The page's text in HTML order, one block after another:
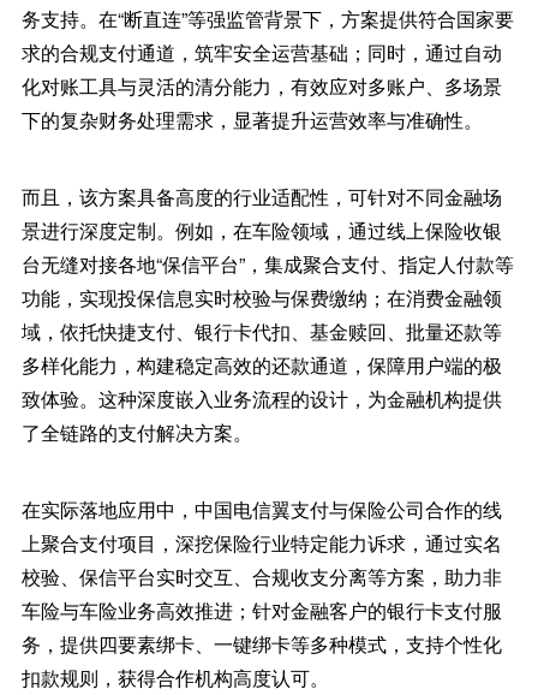
务支持。在“断直连”等强监管背景下，方案提供符合国家要
求的合规支付通道，筑牢安全运营基础；同时，通过自动
化对账工具与灵活的清分能力，有效应对多账户、多场景
下的复杂财务处理需求，显著提升运营效率与准确性。
而且，该方案具备高度的行业适配性，可针对不同金融场
景进行深度定制。例如，在车险领域，通过线上保险收银
台无缝对接各地“保信平台”，集成聚合支付、指定人付款等
功能，实现投保信息实时校验与保费缴纳；在消费金融领
域，依托快捷支付、银行卡代扣、基金赎回、批量还款等
多样化能力，构建稳定高效的还款通道，保障用户端的极
致体验。这种深度嵌入业务流程的设计，为金融机构提供
了全链路的支付解决方案。
在实际落地应用中，中国电信翼支付与保险公司合作的线
上聚合支付项目，深挖保险行业特定能力诉求，通过实名
校验、保信平台实时交互、合规收支分离等方案，助力非
车险与车险业务高效推进；针对金融客户的银行卡支付服
务，提供四要素绑卡、一键绑卡等多种模式，支持个性化
扣款规则，获得合作机构高度认可。